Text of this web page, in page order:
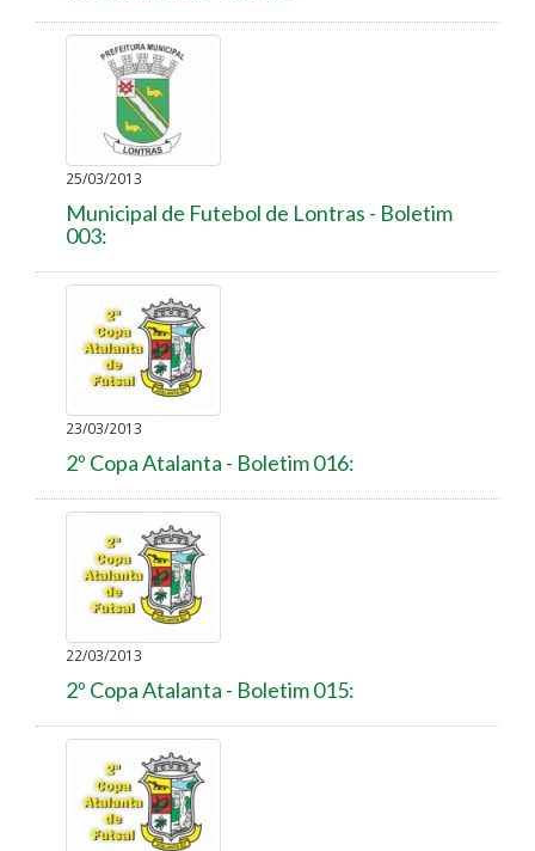
25/03/2013
Municipal de Futebol de Lontras - Boletim
003:
23/03/2013
2º Copa Atalanta - Boletim 016:
22/03/2013
2º Copa Atalanta - Boletim 015: